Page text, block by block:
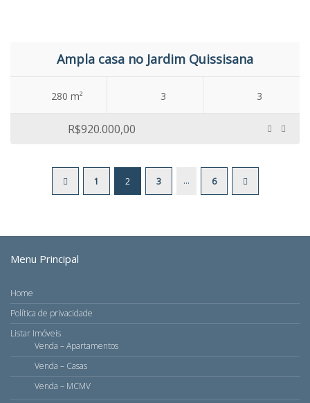
Ampla casa no Jardim Quissisana
280 m² 3 3
R$920.000,00
1 2 3 … 6
Menu Principal
Home
Política de privacidade
Listar Imóveis
Venda – Apartamentos
Venda – Casas
Venda – MCMV